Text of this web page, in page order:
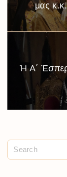
μας
Ἡ Α΄